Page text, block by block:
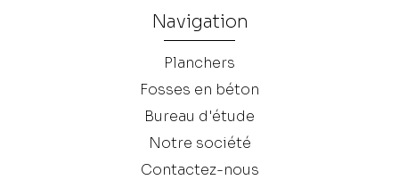
Navigation
Planchers
Fosses en béton
Bureau d'étude
Notre société
Contactez-nous